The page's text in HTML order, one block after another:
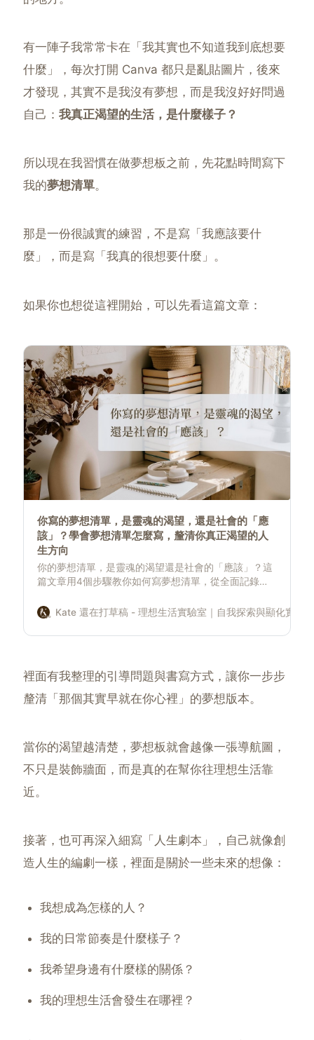
有一陣子我常常卡在「我其實也不知道我到底想要
什麼」，每次打開 Canva 都只是亂貼圖片，後來
才發現，其實不是我沒有夢想，而是我沒好好問過
自己： 我真正渴望的生活，是什麼樣子？
所以現在我習慣在做夢想板之前，先花點時間寫下
我的夢想清單。
那是一份很誠實的練習，不是寫「我應該要什
麼」，而是寫「我真的很想要什麼」。
如果你也想從這裡開始，可以先看這篇文章：
你寫的夢想清單，是靈魂的渴望，還是社會的「應
該」？學會夢想清單怎麼寫，釐清你真正渴望的人
生方向
你的夢想清單，是靈魂的渴望還是社會的「應該」？這
篇文章用4個步驟教你如何寫夢想清單，從全面記錄、
處的渴望，讓你的夢想清單成為指引人生方向的 GPS。
Kate 還在打草稿 - 理想生活實驗室｜自我探索與顯化實驗
裡面有我整理的引導問題與書寫方式，讓你一步步
釐清「那個其實早就在你心裡」的夢想版本。
當你的渴望越清楚，夢想板就會越像一張導航圖，
不只是裝飾牆面，而是真的在幫你往理想生活靠
近。
接著，也可再深入細寫「人生劇本」，自己就像創
造人生的編劇一樣，裡面是關於一些未來的想像：
我想成為怎樣的人？
我的日常節奏是什麼樣子？
我希望身邊有什麼樣的關係？
我的理想生活會發生在哪裡？